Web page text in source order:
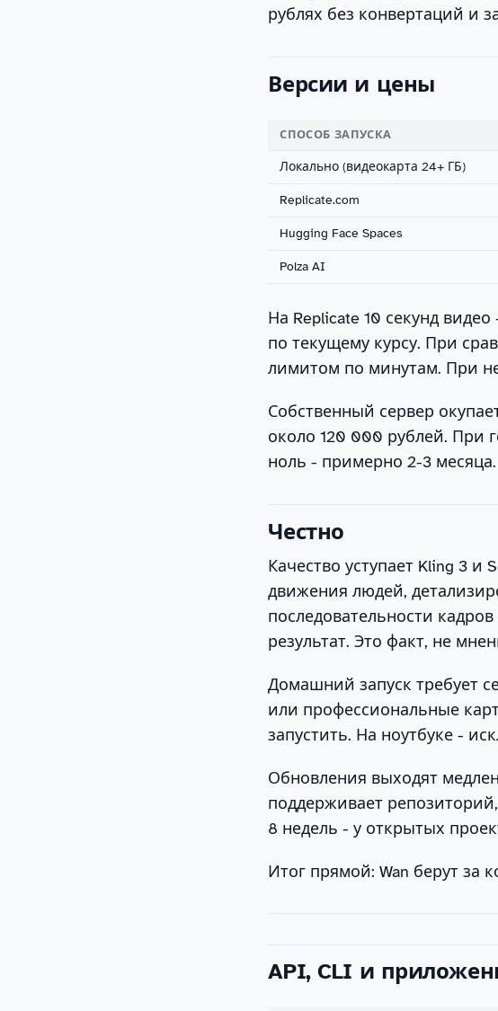
рублях без конвертаций и
Версии и цены
СПОСОБ ЗАПУСКА
Локально (видеокарта 24+ ГБ)
Replicate.com
Hugging Face Spaces
Polza AI
На Replicate 10 секунд
по текущему курсу. При
лимитом по минутам. При
Собственный сервер
около 120 000 рублей. При
ноль - примерно 2-3 месяца.
Честно
Качество уступает Kling 3
движения людей,
последовательности
результат. Это факт, не
Домашний запуск требует
или профессиональные
запустить. На ноутбуке -
Обновления выходят
поддерживает
8 недель - у открытых
Итог прямой: Wan берут за
API, CLI и